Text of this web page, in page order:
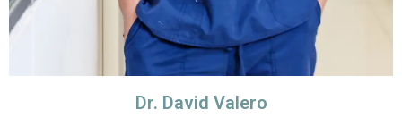
Dr. David Valero